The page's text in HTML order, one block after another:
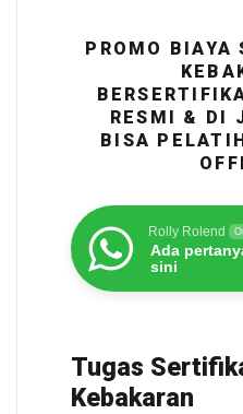
PROMO BIAYA
RESMI & DI
BISA
Rolly Rolend
Ada
sini
Tugas
Kebakaran